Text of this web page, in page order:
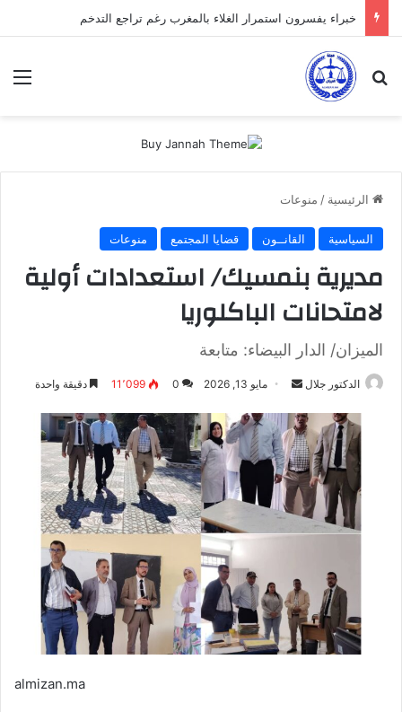
خبراء يفسرون استمرار الغلاء بالمغرب رغم تراجع التدخم
بحث عن
الرئيسية / منوعات
السياسية القانــون قضايا المجتمع منوعات
مديرية بنمسيك/ استعدادات أولية
لامتحانات الباكلوريا
الميزان/ الدار البيضاء: متابعة
الدكتور جلال
أرسل
إلكترونيا
مايو 13, 2026 0 11٬099 دقيقة واحدة
almizan.ma